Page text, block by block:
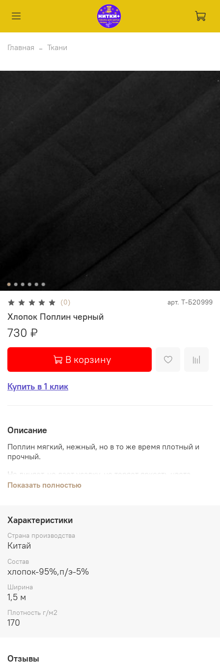
Главная Ткани
(0) арт. Т-Б20999
Хлопок Поплин черный
730 ₽
В корзину
Купить в 1 клик
Описание
Поплин мягкий, нежный, но в то же время плотный и
прочный.
Не линяет, не дает усадку, не теряет яркость цвета,
легко гладится.
домашний текстиль.
Показать полностью
Характеристики
Страна производства
Китай
Состав
хлопок-95%,п/э-5%
Ширина
1,5 м
Плотность г/м2
170
Отзывы